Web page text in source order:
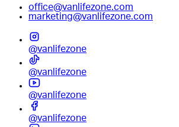
office@vanlifezone.com
marketing@vanlifezone.com
@vanlifezone
@vanlifezone
@vanlifezone
@vanlifezone